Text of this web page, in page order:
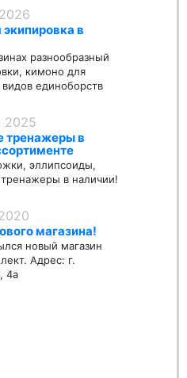
в
разнообразный
кимоно для
единоборств
2025
тренажеры в
эллипсоиды,
в наличии!
магазина!
новый магазин
Адрес: г.
4а